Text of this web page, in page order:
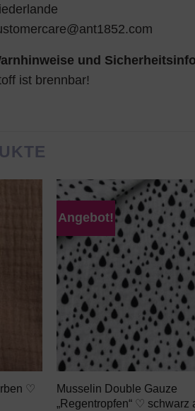
und
ist brennbar!
♡
Angebot!
AUF
+
Musselin Double Gauze
„Regentropfen“ ♡ schwarz